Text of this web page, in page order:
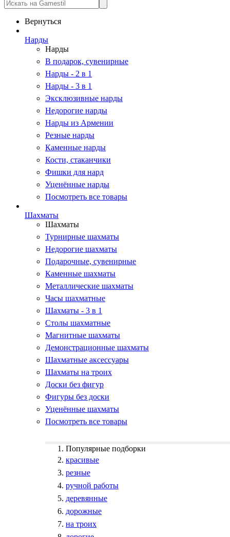
Вернуться
Нарды
Нарды
В подарок, сувенирные
Нарды - 2 в 1
Нарды - 3 в 1
Эксклюзивные нарды
Недорогие нарды
Нарды из Армении
Резные нарды
Каменные нарды
Кости, стаканчики
Фишки для нард
Уценённые нарды
Посмотреть все товары
Шахматы
Шахматы
Турнирные шахматы
Недорогие шахматы
Подарочные, сувенирные
Каменные шахматы
Металлические шахматы
Часы шахматные
Шахматы - 3 в 1
Столы шахматные
Магнитные шахматы
Демонстрационные шахматы
Шахматные аксессуары
Шахматы на троих
Доски без фигур
Фигуры без доски
Уценённые шахматы
Посмотреть все товары
Популярные подборки
красивые
резные
ручной работы
деревянные
дорожные
на троих